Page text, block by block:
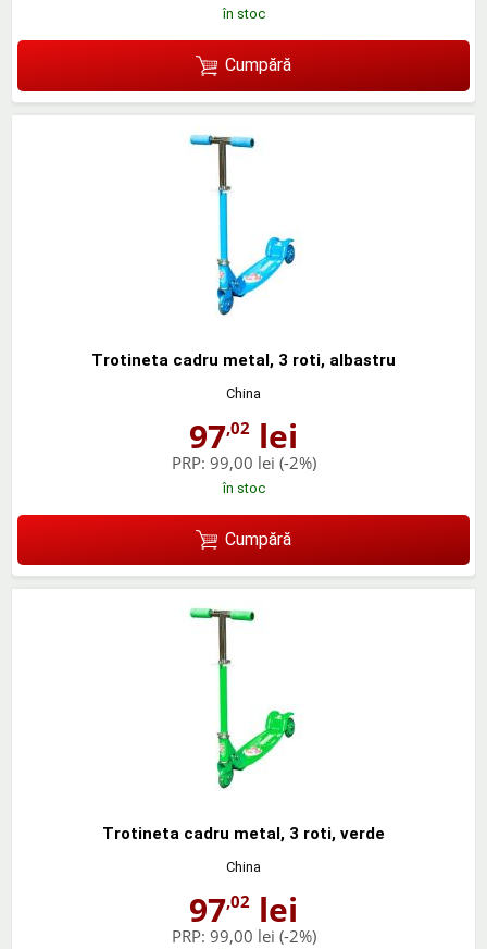
în stoc
Cumpără
Trotineta cadru metal, 3 roti, albastru
China
97,02 lei
PRP: 99,00 lei (-2%)
în stoc
Cumpără
Trotineta cadru metal, 3 roti, verde
China
97,02 lei
PRP: 99,00 lei (-2%)